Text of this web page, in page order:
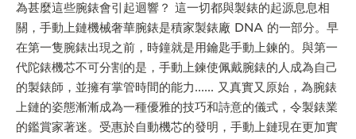
為甚麼這些腕錶會引起迴響？ 這一切都與製錶的起源息息相
關，手動上鏈機械奢華腕錶是積家製錶廠 DNA 的一部分。早
在第一隻腕錶出現之前，時鐘就是用鑰匙手動上鍊的。與第一
代陀錶機芯不可分割的是，手動上鍊使佩戴腕錶的人成為自己
的製錶師，並擁有掌管時間的能力...... 又真實又原始，為腕錶
上鏈的姿態漸漸成為一種優雅的技巧和詩意的儀式，令製錶業
的鑑賞家著迷。受惠於自動機芯的發明，手動上鏈現在更加實